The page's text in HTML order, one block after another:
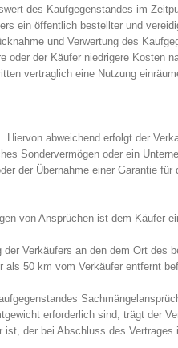
des Kaufgegenstandes im
ein öffentlich bestellter und
und Verwertung des
oder der Käufer niedrigere Kosten
vertraglich eine Nutzung
abweichend erfolgt der
Sondervermögen oder ein
der Übernahme einer Garantie
von Ansprüchen ist dem Käufer
Verkäufers an den dem Ort des
50 km vom Verkäufer entfernt
erforderlich sind, trägt der
der bei Abschluss des